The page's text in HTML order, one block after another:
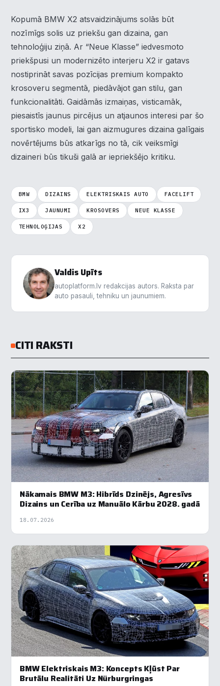
Kopumā BMW X2 atsvaidzinājums solās būt
nozīmīgs solis uz priekšu gan dizaina, gan
tehnoloģiju ziņā. Ar “Neue Klasse” iedvesmoto
priekšpusi un modernizēto interjeru X2 ir gatavs
nostiprināt savas pozīcijas premium kompakto
krosoveru segmentā, piedāvājot gan stilu, gan
funkcionalitāti. Gaidāmās izmaiņas, visticamāk,
piesaistīs jaunus pircējus un atjaunos interesi par šo
sportisko modeli, lai gan aizmugures dizaina galīgais
novērtējums būs atkarīgs no tā, cik veiksmīgi
dizaineri būs tikuši galā ar iepriekšējo kritiku.
BMW DIZAINS ELEKTRISKAIS AUTO FACELIFT
IX3 JAUNUMI KROSOVERS NEUE KLASSE
TEHNOLOĢIJAS X2
Valdis Upīts
autoplatform.lv redakcijas autors. Raksta par
auto pasauli, tehniku un jaunumiem.
CITI RAKSTI
Nākamais BMW M3: Hibrīds Dzinējs, Agresīvs
Dizains un Cerība uz Manuālo Kārbu 2028. gadā
18.07.2026
BMW Elektriskais M3: Koncepts Kļūst Par
Brutālu Realitāti Uz Nürburgringas
▶ Nepieciešamās Vienmēr aktīvs
▶ Funkcionālais
Reklāma
Saglabāt preferences
Pieņemt visu